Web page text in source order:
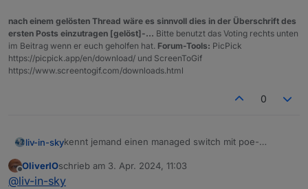
nach einem gelösten Thread wäre es sinnvoll dies in der Überschrift des
ersten Posts einzutragen [gelöst]-... Bitte benutzt das Voting rechts unten
im Beitrag wenn er euch geholfen hat. Forum-Tools: PicPick
https://picpick.app/en/download/ und ScreenToGif
https://www.screentogif.com/downloads.html
0
liv-in-skykennt jemand einen managed switch mit poe-
werden kann - evtl über ssh. die günstigen haben
alle eine web gui - aber ich sehe bei den
möchte damit kameras und einen unifi mesh ap
aus-/einschalten können
Offline
OliverIOschrieb am 3. Apr. 2024, 11:03
zuletzt editiert von
@liv-in-sky